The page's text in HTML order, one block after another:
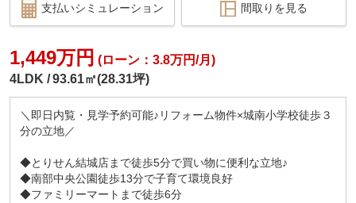
支払いシミュレーション 間取りを見る
1,449万円 (ローン：3.8万円/月)
4LDK
93.61㎡(28.31坪)
＼即日内覧・見学予約可能♪リフォーム物件×城南小学校徒歩３
分の立地／
◆とりせん結城店まで徒歩5分で買い物に便利な立地♪
◆南部中央公園徒歩13分で子育て環境良好
◆ファミリーマートまで徒歩6分